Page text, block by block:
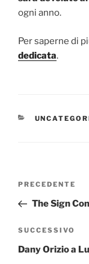
ogni anno.
Per saperne di
dedicata.
CATEGORIE
Navigazione
Articolo
precedente:
PRECEDENTE
The Sign
Articolo
successivo
SUCCESSIVO
Dany Orizio a